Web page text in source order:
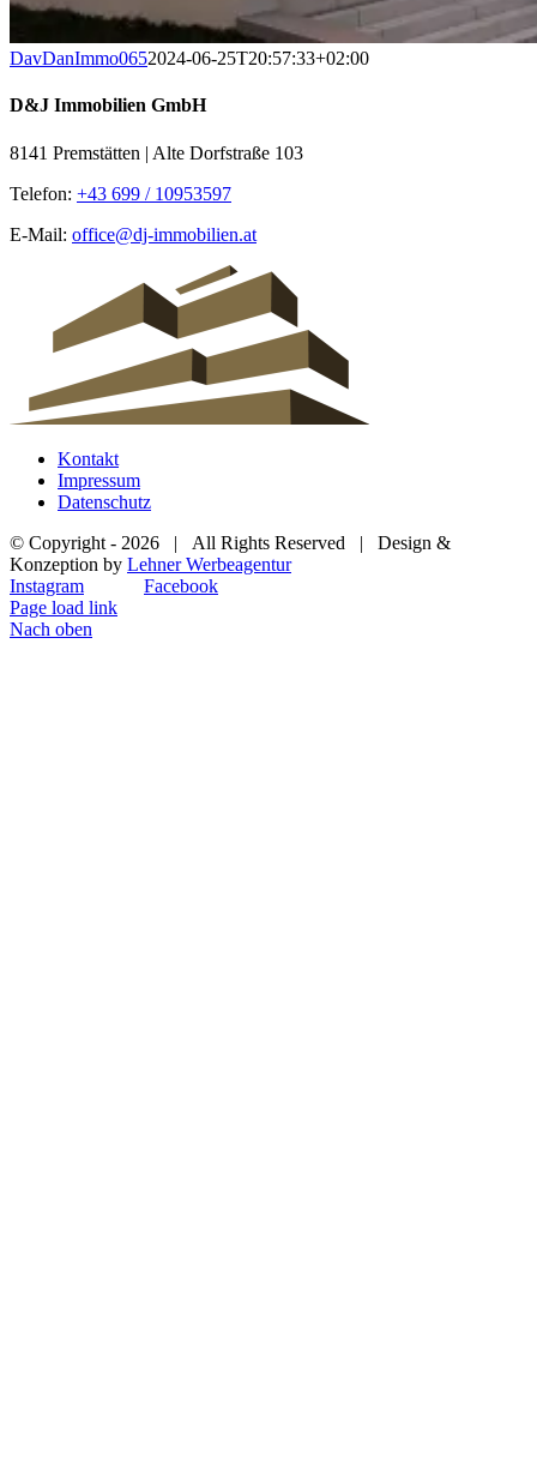
DavDanImmo0652024-06-25T20:57:33+02:00
D&J Immobilien GmbH
8141 Premstätten | Alte Dorfstraße 103
Telefon: +43 699 / 10953597
E-Mail: office@dj-immobilien.at
Kontakt
Impressum
Datenschutz
© Copyright - 2026 | All Rights Reserved | Design &
Konzeption by Lehner Werbeagentur
Instagram
Facebook
Page load link
Nach oben